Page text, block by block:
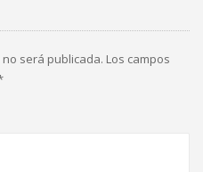
será publicada. Los campos